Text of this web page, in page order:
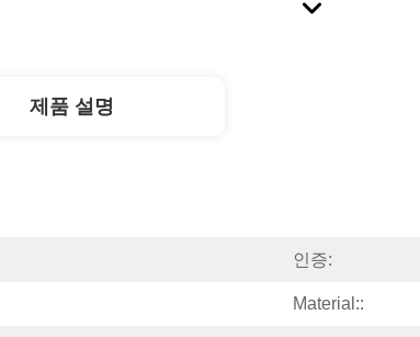
제품 설명
인증:
Material::